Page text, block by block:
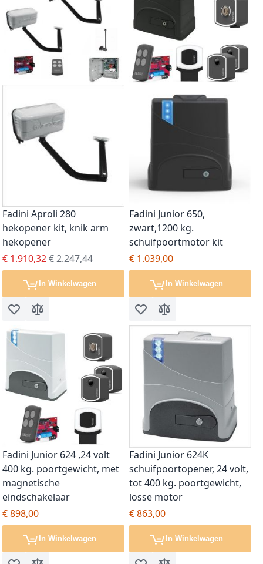
Fadini Aproli 280
hekopener kit, knik arm
hekopener
Special Price
€ 1.910,32Regular Price
€ 2.247,44
In Winkelwagen
Voeg toe aan verlanglijst
Toevoegen om te vergelijken
Fadini Junior 650,
zwart,1200 kg.
schuifpoortmotor kit
€ 1.039,00
In Winkelwagen
Voeg toe aan verlanglijst
Toevoegen om te
Fadini Junior 624 ,24 volt
400 kg. poortgewicht, met
magnetische
eindschakelaar
€ 898,00
In Winkelwagen
Fadini Junior 624K
schuifpoortopener, 24 volt,
tot 400 kg. poortgewicht,
losse motor
€ 863,00
In Winkelwagen